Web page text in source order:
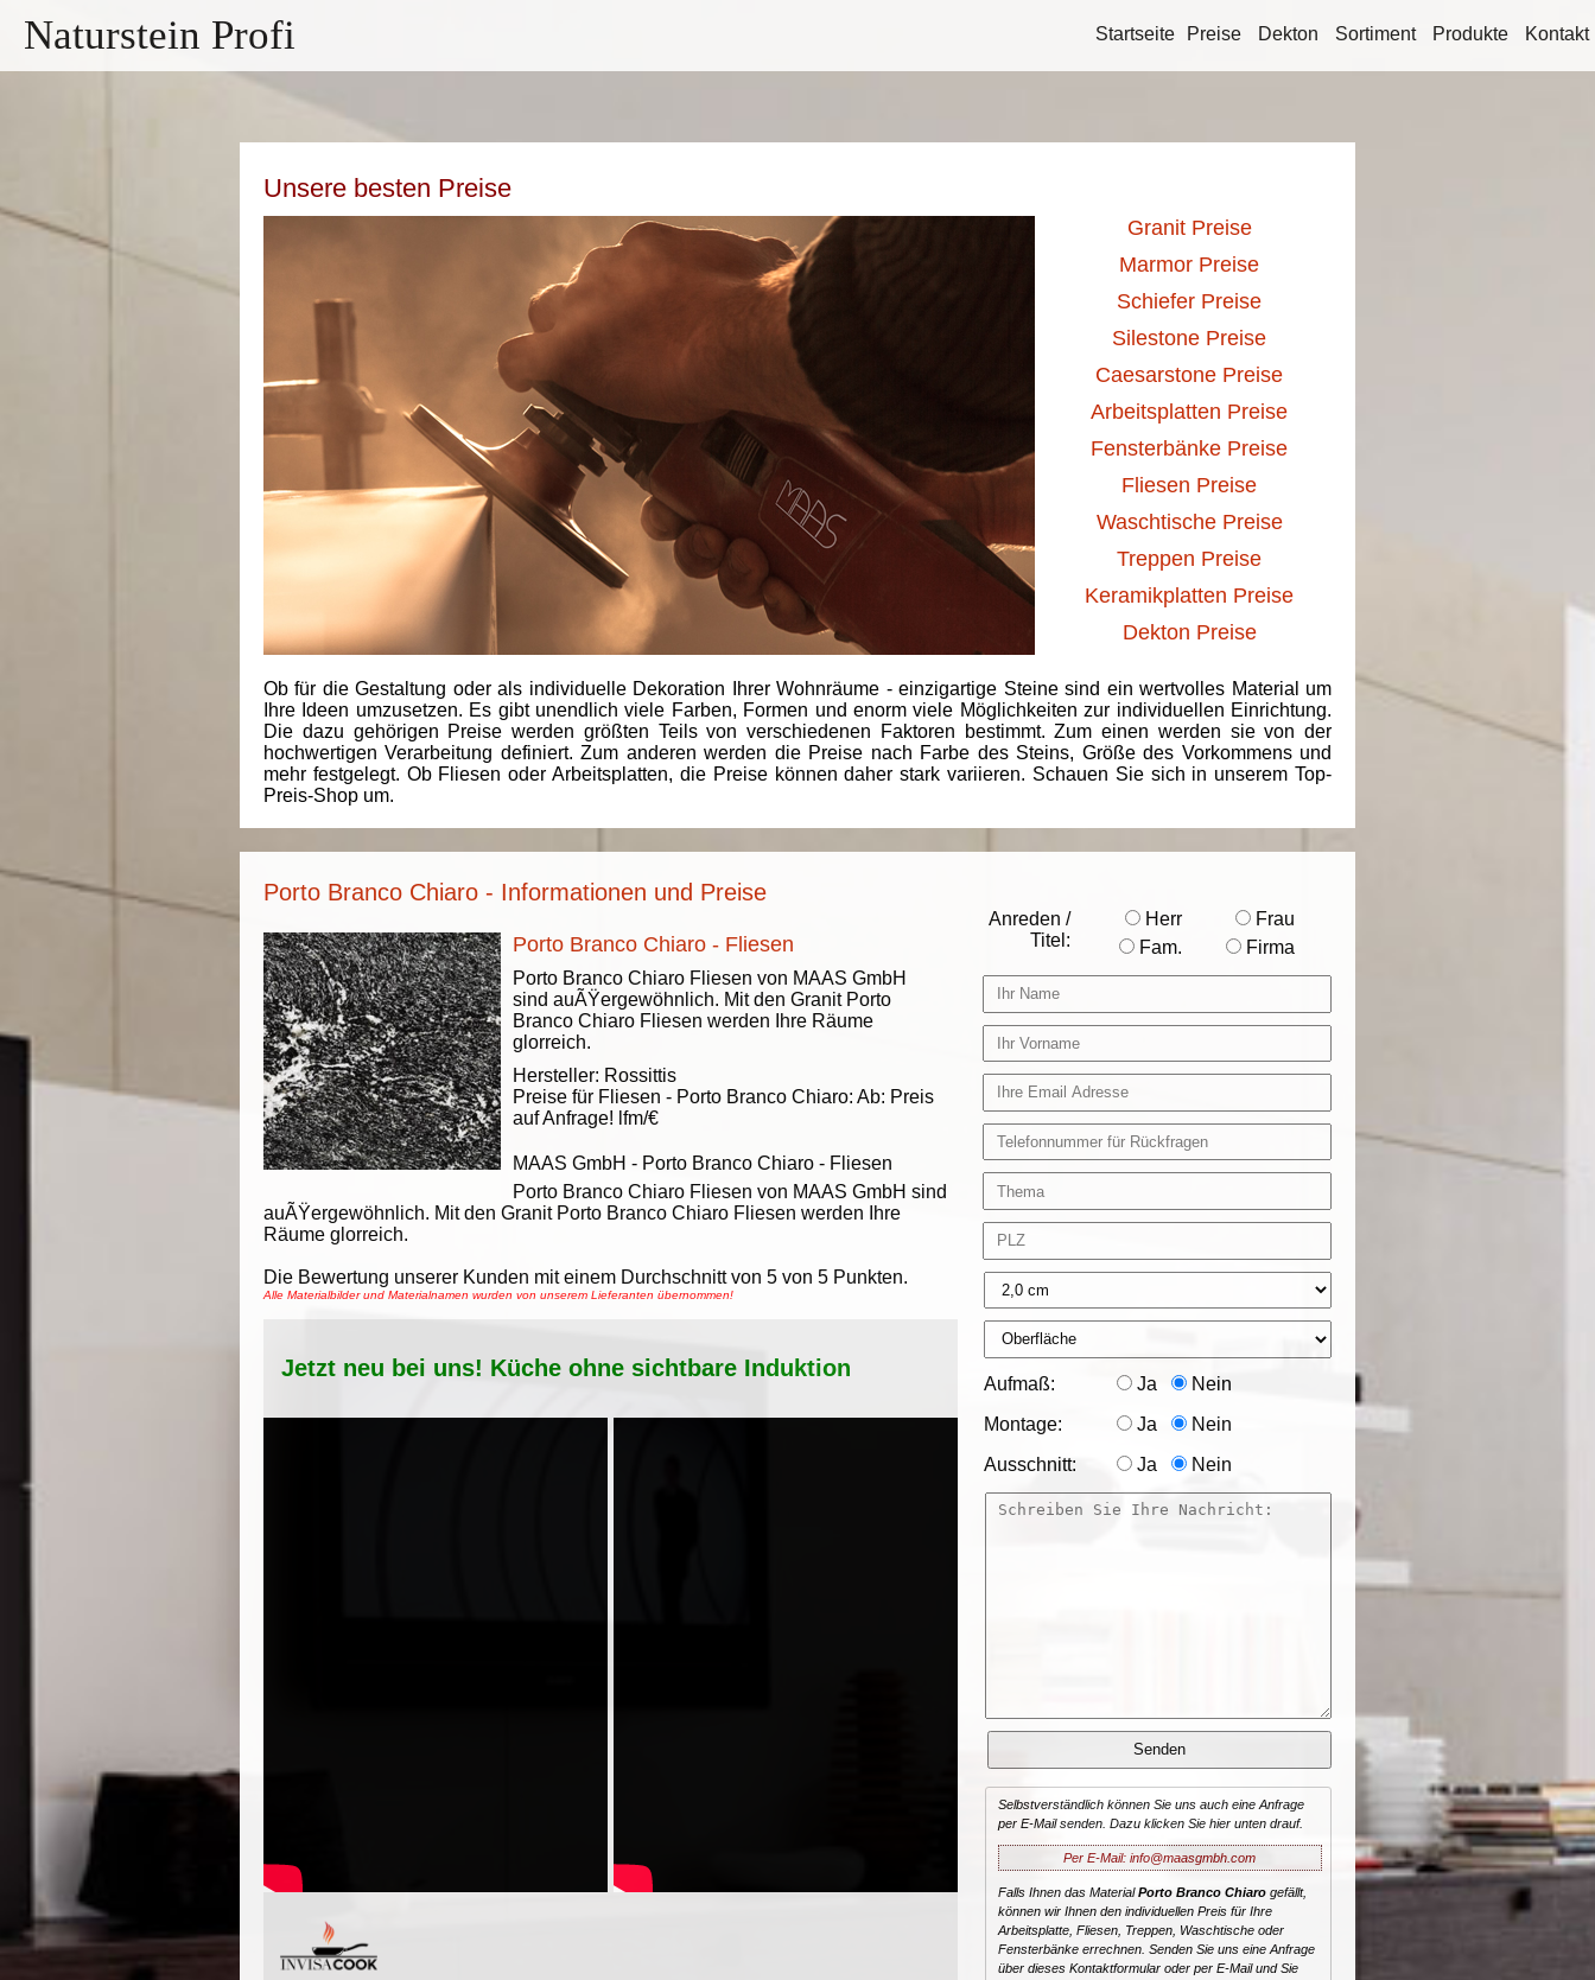
Naturstein Profi Startseite Preise Dekton Sortiment Produkte Kontakt
Unsere besten Preise
Granit Preise
Marmor Preise
Schiefer Preise
Silestone Preise
Caesarstone Preise
Arbeitsplatten Preise
Fensterbänke Preise
Fliesen Preise
Waschtische Preise
Treppen Preise
Keramikplatten Preise
Dekton Preise
Ob für die Gestaltung oder als individuelle Dekoration Ihrer Wohnräume - einzigartige Steine sind ein wertvolles Material um
Ihre Ideen umzusetzen. Es gibt unendlich viele Farben, Formen und enorm viele Möglichkeiten zur individuellen Einrichtung.
Die dazu gehörigen Preise werden größten Teils von verschiedenen Faktoren bestimmt. Zum einen werden sie von der
hochwertigen Verarbeitung definiert. Zum anderen werden die Preise nach Farbe des Steins, Größe des Vorkommens und
mehr festgelegt. Ob Fliesen oder Arbeitsplatten, die Preise können daher stark variieren. Schauen Sie sich in unserem Top-
Preis-Shop um.
Porto Branco Chiaro - Informationen und Preise
Porto Branco Chiaro - Fliesen
Porto Branco Chiaro Fliesen von MAAS GmbH
sind auÃŸergewöhnlich. Mit den Granit Porto
Branco Chiaro Fliesen werden Ihre Räume
glorreich.
Hersteller: Rossittis
Preise für Fliesen - Porto Branco Chiaro: Ab: Preis
auf Anfrage! lfm/€
MAAS GmbH - Porto Branco Chiaro - Fliesen
Porto Branco Chiaro Fliesen von MAAS GmbH sind
auÃŸergewöhnlich. Mit den Granit Porto Branco Chiaro Fliesen werden Ihre
Räume glorreich.
Die Bewertung unserer Kunden mit einem Durchschnitt von 5 von 5 Punkten.
Alle Materialbilder und Materialnamen wurden von unserem Lieferanten übernommen!
Jetzt neu bei uns! Küche ohne sichtbare Induktion
Anreden /
Titel:
Herr
Frau
Fam.
Firma
Aufmaß: Ja Nein
Montage: Ja Nein
Ausschnitt: Ja Nein
Selbstverständlich können Sie uns auch eine Anfrage
per E-Mail senden. Dazu klicken Sie hier unten drauf.
Per E-Mail: info@maasgmbh.com
Falls Ihnen das MaterialPorto Branco Chiarogefällt,
können wir Ihnen den individuellen Preis für Ihre
Arbeitsplatte, Fliesen, Treppen, Waschtische oder
Fensterbänke errechnen. Senden Sie uns eine Anfrage
über dieses Kontaktformular oder per E-Mail und Sie